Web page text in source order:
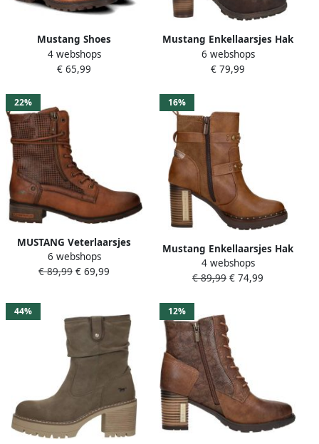
Mustang Shoes
Winterlaarzen Haukea Biker
boots met blokhak en TEX-
4 webshops
€ 65,99
Mustang Enkellaarsjes Hak
Enkellaarsjes Hak
Donkerbruin
6 webshops
€ 79,99
22%
MUSTANG Veterlaarsjes
cognac zwart
6 webshops
€ 89,99 € 69,99
16%
Mustang Enkellaarsjes Hak
Enkellaarsjes Hak Cognac
4 webshops
€ 89,99 € 74,99
44% 12%